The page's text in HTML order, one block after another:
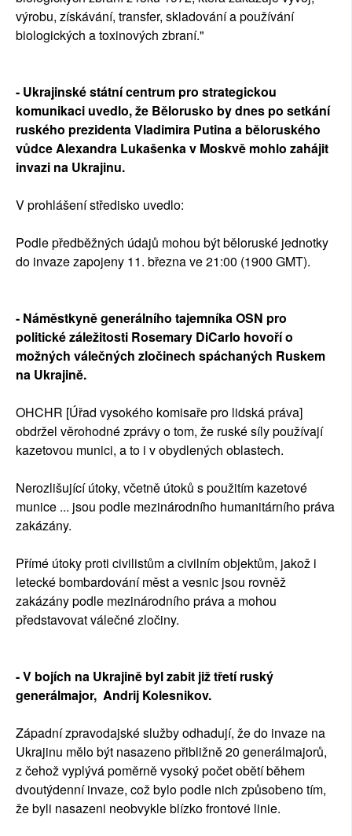
výrobu, získávání, transfer, skladování a používání
biologických a toxinových zbraní."
- Ukrajinské státní centrum pro strategickou
komunikaci uvedlo, že Bělorusko by dnes po setkání
ruského prezidenta Vladimira Putina a běloruského
vůdce Alexandra Lukašenka v Moskvě mohlo zahájit
invazi na Ukrajinu.
V prohlášení středisko uvedlo:
Podle předběžných údajů mohou být běloruské jednotky
do invaze zapojeny 11. března ve 21:00 (1900 GMT).
- Náměstkyně generálního tajemníka OSN pro
politické záležitosti Rosemary DiCarlo hovoří o
možných válečných zločinech spáchaných Ruskem
na Ukrajině.
OHCHR [Úřad vysokého komisaře pro lidská práva]
obdržel věrohodné zprávy o tom, že ruské síly používají
kazetovou munici, a to i v obydlených oblastech.
Nerozlišující útoky, včetně útoků s použitím kazetové
munice ... jsou podle mezinárodního humanitárního práva
zakázány.
Přímé útoky proti civilistům a civilním objektům, jakož i
letecké bombardování měst a vesnic jsou rovněž
zakázány podle mezinárodního práva a mohou
představovat válečné zločiny.
- V bojích na Ukrajině byl zabit již třetí ruský
generálmajor, Andrij Kolesnikov.
Západní zpravodajské služby odhadují, že do invaze na
Ukrajinu mělo být nasazeno přibližně 20 generálmajorů,
z čehož vyplývá poměrně vysoký počet obětí během
dvoutýdenní invaze, což bylo podle nich způsobeno tím,
že byli nasazeni neobvykle blízko frontové linie.